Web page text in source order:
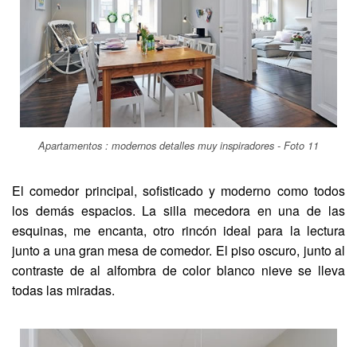
Apartamentos : modernos detalles muy inspiradores - Foto 11
El comedor principal, sofisticado y moderno como todos
los demás espacios. La silla mecedora en una de las
esquinas, me encanta, otro rincón ideal para la lectura
junto a una gran mesa de comedor. El piso oscuro, junto al
contraste de al alfombra de color blanco nieve se lleva
todas las miradas.